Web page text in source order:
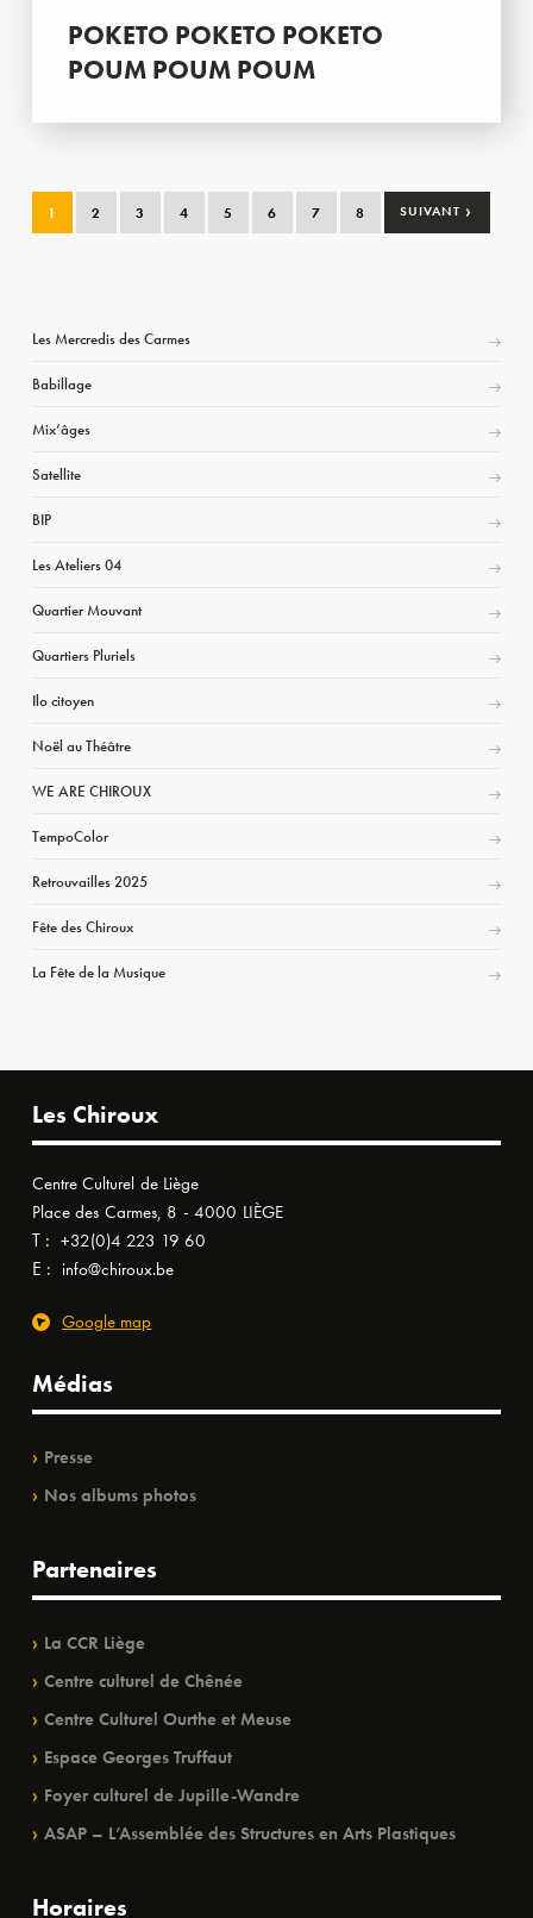
POKETO POKETO POKETO
POUM POUM POUM
1 2 3 4 5 6 7 8 SUIVANT ›
Les Mercredis des Carmes
Babillage
Mix’âges
Satellite
BIP
Les Ateliers 04
Quartier Mouvant
Quartiers Pluriels
Ilo citoyen
Noël au Théâtre
WE ARE CHIROUX
TempoColor
Retrouvailles 2025
Fête des Chiroux
La Fête de la Musique
Les Chiroux
Centre Culturel de Liège
Place des Carmes, 8 - 4000 LIÈGE
T : +32(0)4 223 19 60
E : info@chiroux.be
Google map
Médias
Presse
Nos albums photos
Partenaires
La CCR Liège
Centre culturel de Chênée
Centre Culturel Ourthe et Meuse
Espace Georges Truffaut
Foyer culturel de Jupille-Wandre
ASAP – L’Assemblée des Structures en Arts Plastiques
Horaires